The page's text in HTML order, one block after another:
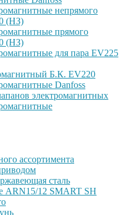
непрямого
(НЗ)
прямого
(НЗ)
для пара EV225
Б.К. EV220
Danfoss
электромагнитных
ассортимента
сталь
ARN15/12 SMART SH